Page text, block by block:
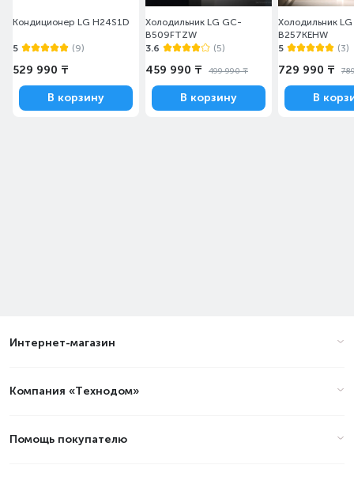
Кондиционер LG H24S1D
5 (9)
529 990 ₸
В корзину
Холодильник LG GC-
B509FTZW
3.6
(5)
459 990 ₸ 499 990 ₸
В корзину
Холодильник
B257KEHW
5
(3)
729 990 ₸
В
Интернет-магазин
Компания «Технодом»
Помощь покупателю